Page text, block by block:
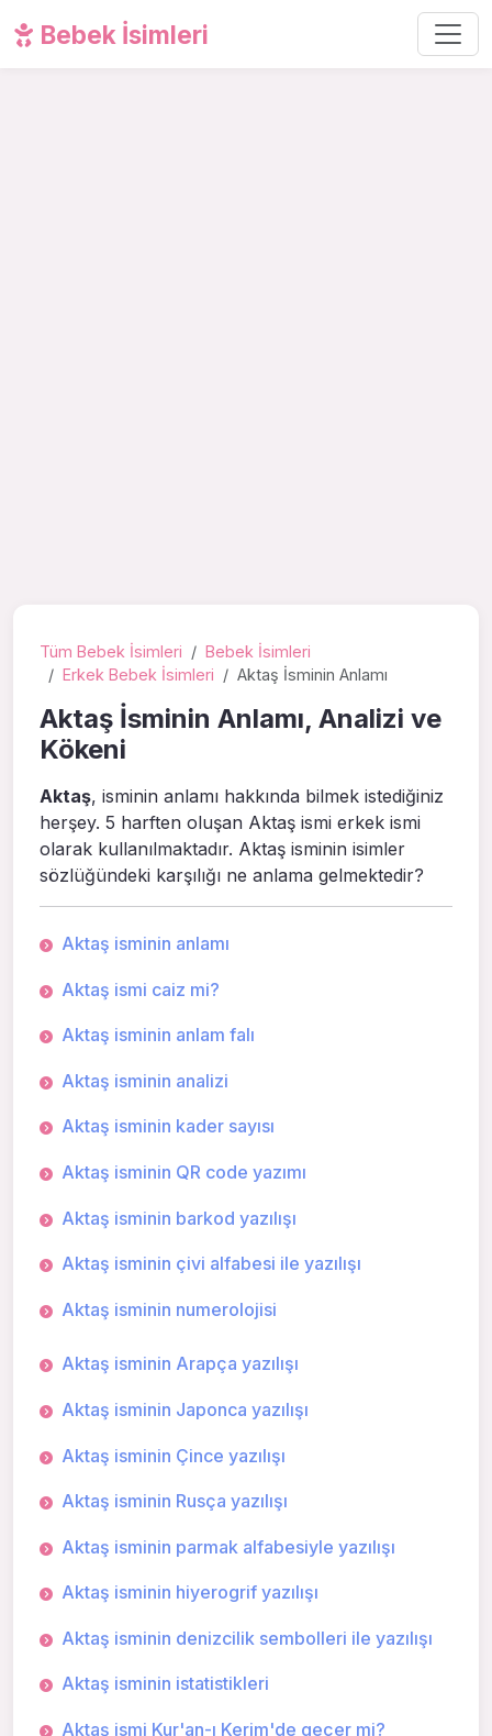
Bebek İsimleri
Tüm Bebek İsimleri
Bebek İsimleri
Erkek Bebek İsimleri
Aktaş İsminin Anlamı
Aktaş İsminin Anlamı, Analizi ve
Kökeni
Aktaş, isminin anlamı hakkında bilmek istediğiniz
herşey. 5 harften oluşan Aktaş ismi erkek ismi
olarak kullanılmaktadır. Aktaş isminin isimler
sözlüğündeki karşılığı ne anlama gelmektedir?
Aktaş isminin anlamı
Aktaş ismi caiz mi?
Aktaş isminin anlam falı
Aktaş isminin analizi
Aktaş isminin kader sayısı
Aktaş isminin QR code yazımı
Aktaş isminin barkod yazılışı
Aktaş isminin çivi alfabesi ile yazılışı
Aktaş isminin numerolojisi
Aktaş isminin Arapça yazılışı
Aktaş isminin Japonca yazılışı
Aktaş isminin Çince yazılışı
Aktaş isminin Rusça yazılışı
Aktaş isminin parmak alfabesiyle yazılışı
Aktaş isminin hiyerogrif yazılışı
Aktaş isminin denizcilik sembolleri ile yazılışı
Aktaş isminin istatistikleri
Aktaş ismi Kur'an-ı Kerim'de geçer mi?